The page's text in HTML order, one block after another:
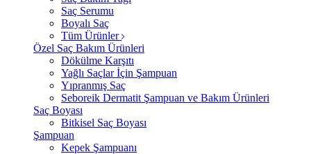
Saç Serumu
Boyalı Saç
Tüm Ürünler
Özel Saç Bakım Ürünleri
Dökülme Karşıtı
Yağlı Saçlar İçin Şampuan
Yıpranmış Saç
Seboreik Dermatit Şampuan ve Bakım Ürünleri
Saç Boyası
Bitkisel Saç Boyası
Şampuan
Kepek Şampuanı